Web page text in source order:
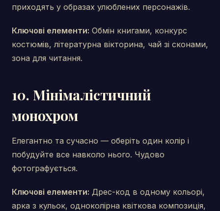
приходять у образах улюблених персонажів.
Ключові елементи: Обмін книгами, конкурс
костюмів, літературна вікторина, чай зі сконами,
зона для читання.
10. Мінімалістичний
монохром
Елегантно та сучасно — оберіть один колір і
побудуйте все навколо нього. Чудово
фотографується.
Ключові елементи: Дрес-код в одному кольорі,
арка з кульок, одноколірна квіткова композиція,